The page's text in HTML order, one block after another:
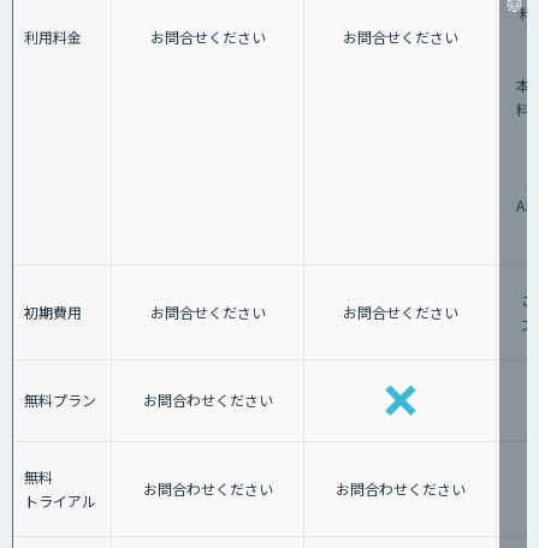
利用料金 お問合せください お問合せください
料
本
料
初期費用 お問合せください お問合せください
無料プラン お問合わせください
無料
トライアル
お問合わせください お問合わせください